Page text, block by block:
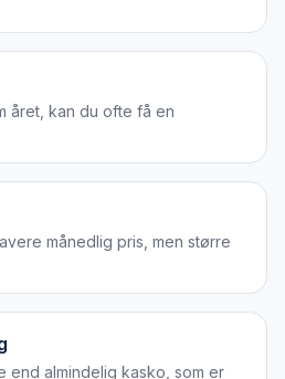
året, kan du ofte få en
månedlig pris, men større
end almindelig kasko, som er